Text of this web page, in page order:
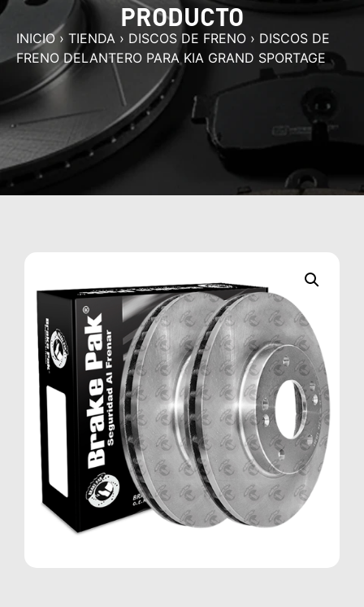
PRODUCTO
INICIO› TIENDA › DISCOS DE FRENO › DISCOS DE
FRENO DELANTERO PARA KIA GRAND SPORTAGE